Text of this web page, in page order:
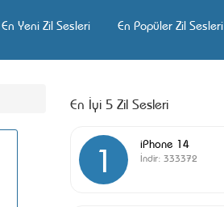
En Yeni Zil Sesleri En Popüler Zil Sesleri
En İyi 5 Zil Sesleri
1 iPhone 14
İndir: 333372